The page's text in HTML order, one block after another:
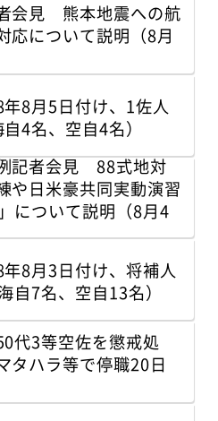
会見 熊本地震への航
応について説明（8月
8月5日付け、1佐人
4名、空自4名）
記者会見 88式地対
や日米豪共同実動演習
について説明（8月4
8月3日付け、将補人
自7名、空自13名）
代3等空佐を懲戒処
ハラ等で停職20日